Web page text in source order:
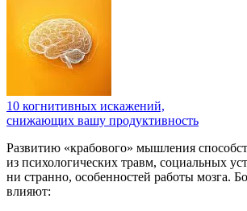
10 когнитивных искажений,
снижающих вашу продуктивность
Развитию «крабового» мышления
из психологических травм, социальных
ни странно, особенностей работы мозга.
влияют: